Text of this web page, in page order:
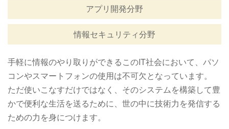
アプリ開発分野
情報セキュリティ分野
手軽に情報のやり取りができるこのIT社会において、パソ
コンやスマートフォンの使用は不可欠となっています。
ただ使いこなすだけではなく、そのシステムを構築して豊
かで便利な生活を送るために、世の中に技術力を発信する
ための力を身につけます。